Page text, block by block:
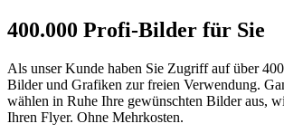
400.000 Profi-Bilder für Sie
Als unser Kunde haben Sie Zugriff auf über
Bilder und Grafiken zur freien Verwendung.
wählen in Ruhe Ihre gewünschten Bilder aus,
Ihren Flyer. Ohne Mehrkosten.